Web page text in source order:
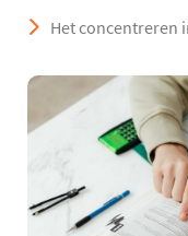
Het concentreren